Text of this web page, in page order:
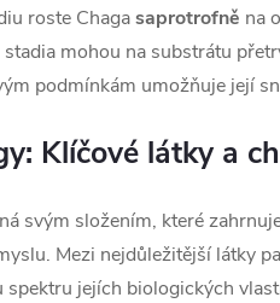
roste Chagasaprotrofně na
mohou na substrátu
podmínkám umožňuje její
Klíčové látky a
svým složením, které
Mezi nejdůležitější látky
spektru jejích biologických